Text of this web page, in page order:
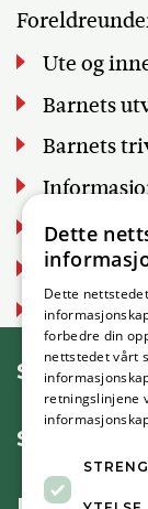
Ute og
Barnets
Barnets
Antall
SNAKK
SKRIV TIL
Dette
Dette
forbedre din
nettstedet vårt
retningslinjene